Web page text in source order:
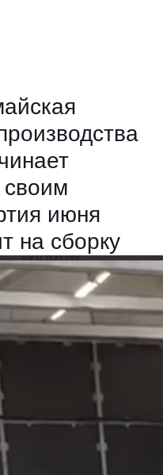
своим
июня
на сборку